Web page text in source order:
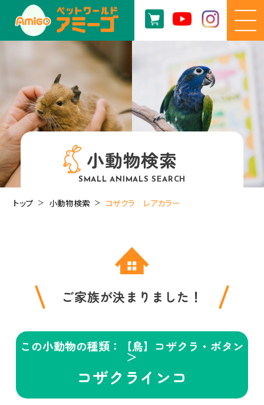
小動物検索
SMALL ANIMALS SEARCH
トップ 小動物検索 コザクラ レアカラー
ご家族が決まりました！
この小動物の種類：【鳥】コザクラ・ボタン
＞
コザクラインコ